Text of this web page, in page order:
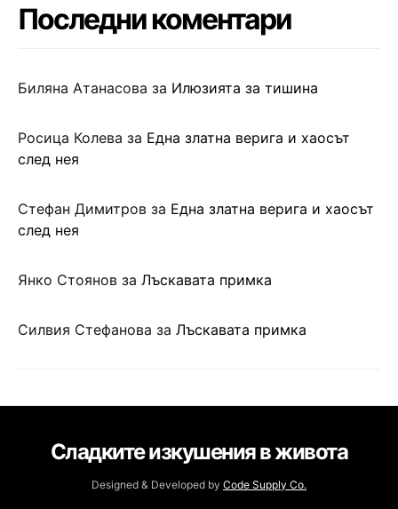
Последни коментари
Биляна Атанасова за Илюзията за тишина
Росица Колева за Една златна верига и хаосът
след нея
Стефан Димитров за Една златна верига и хаосът
след нея
Янко Стоянов за Лъскавата примка
Силвия Стефанова за Лъскавата примка
Сладките изкушения в живота
Designed & Developed by Code Supply Co.